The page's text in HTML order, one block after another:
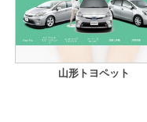
山形トヨペット